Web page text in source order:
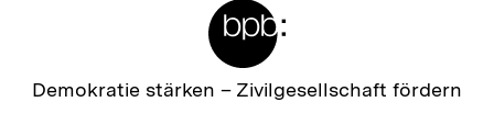
Zur
Demokratie stärken – Zivilgesellschaft fördern